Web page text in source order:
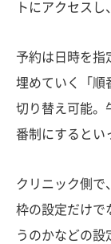
トにアクセスし
予約は日時を指
埋めていく「順
切り替え可能。
番制にするとい
クリニック側で
枠の設定だけで
うのかなどの設